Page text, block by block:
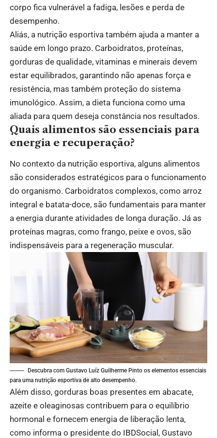
corpo fica vulnerável a fadiga, lesões e perda de
desempenho.
Aliás, a nutrição esportiva também ajuda a manter a
saúde em longo prazo. Carboidratos, proteínas,
gorduras de qualidade, vitaminas e minerais devem
estar equilibrados, garantindo não apenas força e
resistência, mas também proteção do sistema
imunológico. Assim, a dieta funciona como uma
aliada para quem deseja constância nos resultados.
Quais alimentos são essenciais para
energia e recuperação?
No contexto da nutrição esportiva, alguns alimentos
são considerados estratégicos para o funcionamento
do organismo. Carboidratos complexos, como arroz
integral e batata-doce, são fundamentais para manter
a energia durante atividades de longa duração. Já as
proteínas magras, como frango, peixe e ovos, são
indispensáveis para a regeneração muscular.
Descubra com Gustavo Luíz Guilherme Pinto os elementos essenciais
para uma nutrição esportiva de alto desempenho.
Além disso, gorduras boas presentes em abacate,
azeite e oleaginosas contribuem para o equilíbrio
hormonal e fornecem energia de liberação lenta,
como informa o presidente do IBDSocial, Gustavo